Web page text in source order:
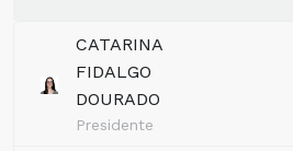
CATARINA
FIDALGO
DOURADO
Presidente